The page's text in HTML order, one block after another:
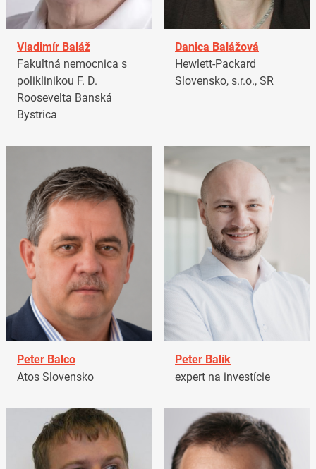
Vladimír Baláž
Fakultná nemocnica s
poliklinikou F. D.
Roosevelta Banská
Bystrica
Danica Balážová
Hewlett-Packard
Slovensko, s.r.o., SR
Peter Balco
Atos Slovensko
Peter Balík
expert na investície